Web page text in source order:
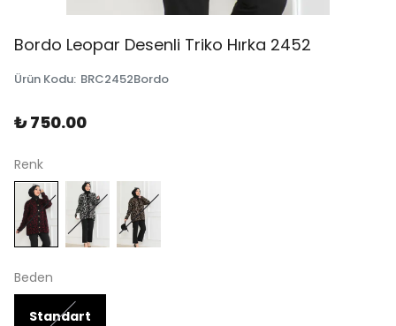
Bordo Leopar Desenli Triko Hırka 2452
Ürün Kodu: BRC2452Bordo
₺ 750.00
Renk
Beden
Standart